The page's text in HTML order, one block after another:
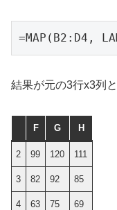
=MAP(B2:D4,
結果が元の3行x3列
F G H
2 99 120 111
3 82 92 85
4 63 75 69